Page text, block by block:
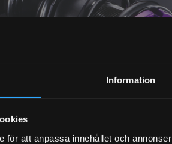
Information
för att anpassa innehållet och
Dina personuppgifter behandlas i enlighet med vår